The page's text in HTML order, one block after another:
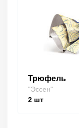
Трюфель
"Эссен"
2 шт